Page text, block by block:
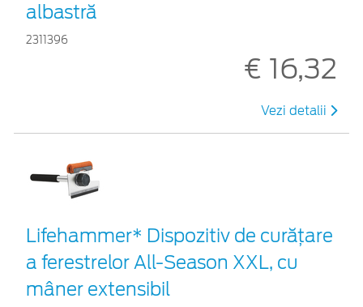
albastră
2311396
€ 16,32
Vezi detalii
Lifehammer* Dispozitiv de curățare
a ferestrelor All-Season XXL, cu
mâner extensibil